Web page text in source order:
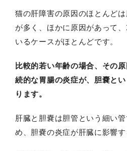
猫の肝障害の原因のほとんど
が多く、ほかに原因があって
いるケースがほとんどです。
比較的若い年齢の場合、その
続的な胃腸の炎症が、胆嚢と
ります。
肝臓と胆嚢は胆管という細い
め、胆嚢の炎症が肝臓に影響す